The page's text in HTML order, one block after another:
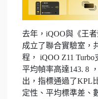
去年，iQOO與《王
成立了聯合實驗室，
程， iQOO Z11
平均幀率高達143. 8
出，指標通過了KPL
定性、平均標準差、